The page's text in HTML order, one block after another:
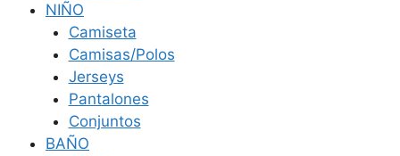
NIÑO
Camiseta
Camisas/Polos
Jerseys
Pantalones
Conjuntos
BAÑO